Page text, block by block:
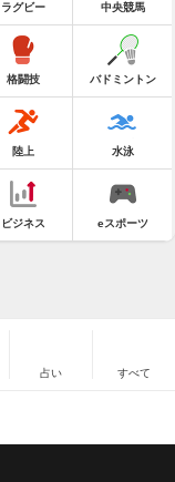
ラグビー 中央競馬
格闘技 バドミントン
陸上 水泳
ビジネス eスポーツ
占い すべて